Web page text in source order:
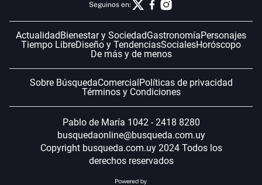
Seguinos en:
Actualidad Bienestar y SociedadGastronomíaPersonajes
Tiempo LibreDiseño y TendenciasSocialesHoróscopo
De más y de menos
Sobre BúsquedaComercial Políticas de privacidad
Términos y Condiciones
Pablo de María 1042 - 2418 8280
busquedaonline@busqueda.com.uy
Copyright busqueda.com.uy 2024 Todos los
derechos reservados